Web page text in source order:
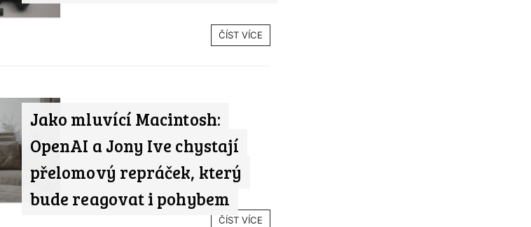
ČÍST VÍCE
Jako mluvící Macintosh:
OpenAI a Jony Ive chystají
přelomový repráček, který
bude reagovat i pohybem
ČÍST VÍCE